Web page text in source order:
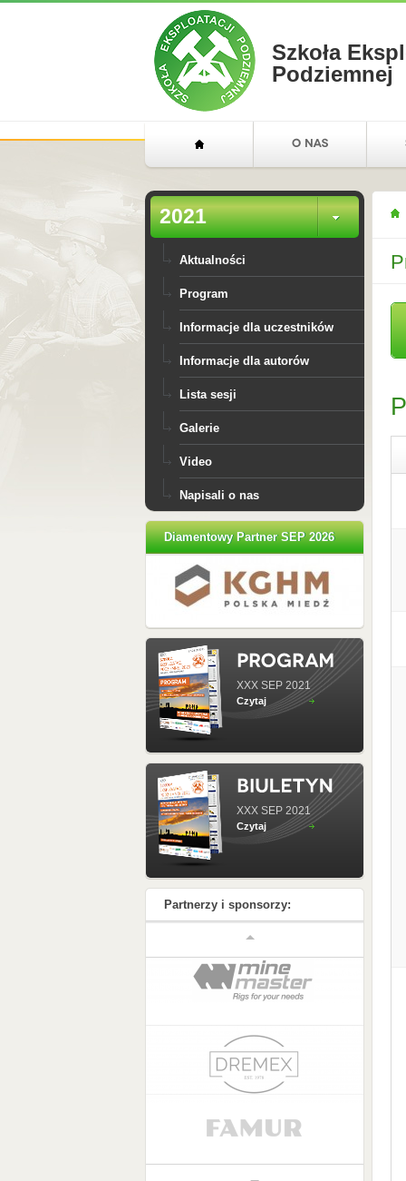
Szkoła
Podziemnej
2021
Aktualności
Program
Informacje dla uczestników
Informacje dla autorów
Lista sesji
Galerie
Video
Napisali o nas
Diamentowy Partner SEP 2026
XXX SEP 2021
Czytaj
XXX SEP 2021
Czytaj
Partnerzy i sponsorzy: